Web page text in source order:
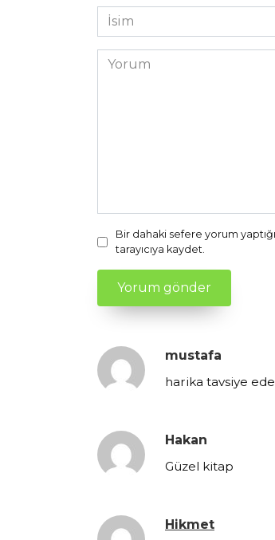
İsim
*
Yorum
Bir dahaki sefere yorum
tarayıcıya kaydet.
mustafa
harika tavsiye
Hakan
Güzel kitap
Hikmet